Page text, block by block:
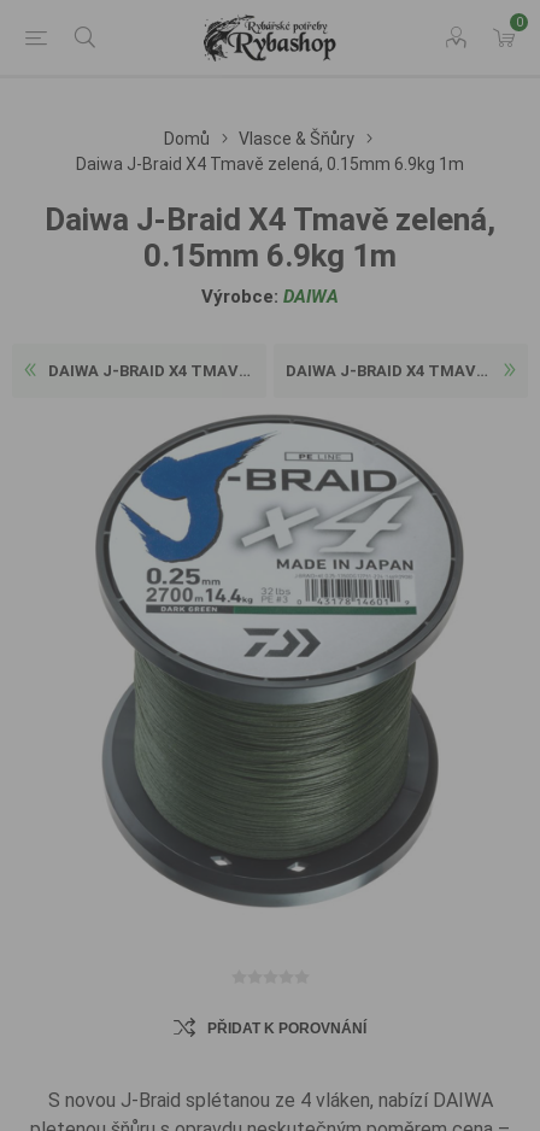
0
Domů
Vlasce & Šňůry
Daiwa J-Braid X4 Tmavě zelená, 0.15mm 6.9kg 1m
Daiwa J-Braid X4 Tmavě zelená,
0.15mm 6.9kg 1m
Výrobce: DAIWA
DAIWA J-BRAID X4 TMAVĚ ZELE... DAIWA J-BRAID X4 TMAVĚ ZELE...
PŘIDAT K POROVNÁNÍ
S novou J-Braid splétanou ze 4 vláken, nabízí DAIWA